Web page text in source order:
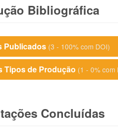
Bibliográfica
Publicados (3 - 100% com DOI)
Tipos de Produção (1 - 0% com
Concluídas